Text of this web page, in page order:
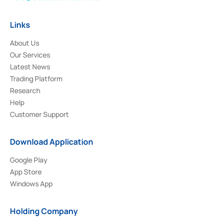
Links
About Us
Our Services
Latest News
Trading Platform
Research
Help
Customer Support
Download Application
Google Play
App Store
Windows App
Holding Company